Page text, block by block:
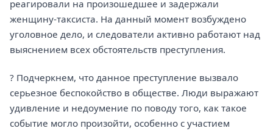
реагировали на произошедшее и задержали
женщину-таксиста. На данный момент возбуждено
уголовное дело, и следователи активно работают над
выяснением всех обстоятельств преступления.
? Подчеркнем, что данное преступление вызвало
серьезное беспокойство в обществе. Люди выражают
удивление и недоумение по поводу того, как такое
событие могло произойти, особенно с участием